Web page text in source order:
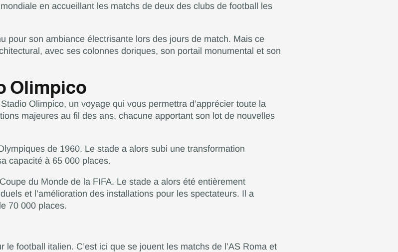
en accueillant les matchs de deux des clubs de football les
pour son ambiance électrisante lors des jours de match. Mais ce
avec ses colonnes doriques, son portail monumental et son
Olimpico
Olimpico, un voyage qui vous permettra d’apprécier toute la
majeures au fil des ans, chacune apportant son lot de nouvelles
de 1960. Le stade a alors subi une transformation
capacité à 65 000 places.
du Monde de la FIFA. Le stade a alors été entièrement
et l’amélioration des installations pour les spectateurs. Il a
70 000 places.
football italien. C’est ici que se jouent les matchs de l’AS Roma et